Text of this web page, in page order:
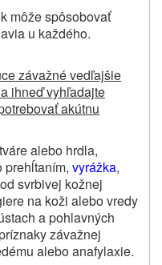
môže spôsobovať
u každého.
závažné vedľajšie
ihneď vyhľadajte
akútnu
alebo hrdla,
prehĺtaním, vyrážka,
svrbivej kožnej
na koži alebo vredy
a pohlavných
závažnej
alebo anafylaxie.